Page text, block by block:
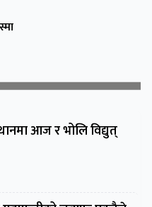
आज र भोलि विद्युत्